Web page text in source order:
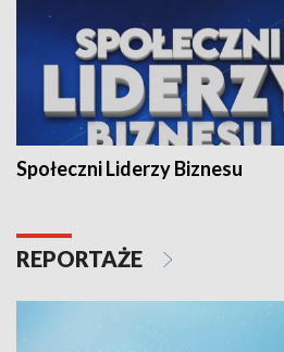
Społeczni Liderzy Biznesu
REPORTAŻE